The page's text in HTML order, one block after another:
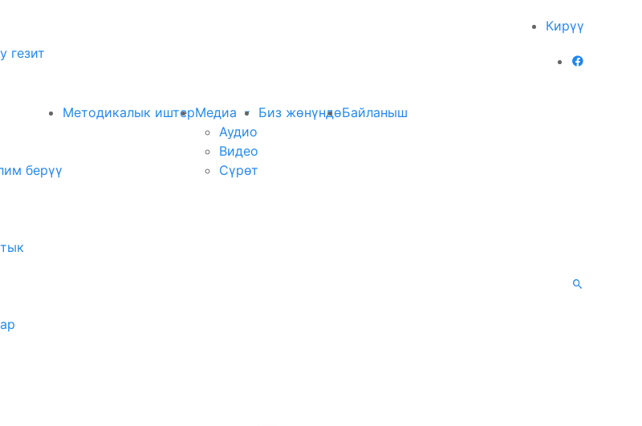
Кирүү
гезит
берүү
Методикалык иштерМедиа
Аудио
Видео
Сүрөт
Биз жөнүндөБайланыш